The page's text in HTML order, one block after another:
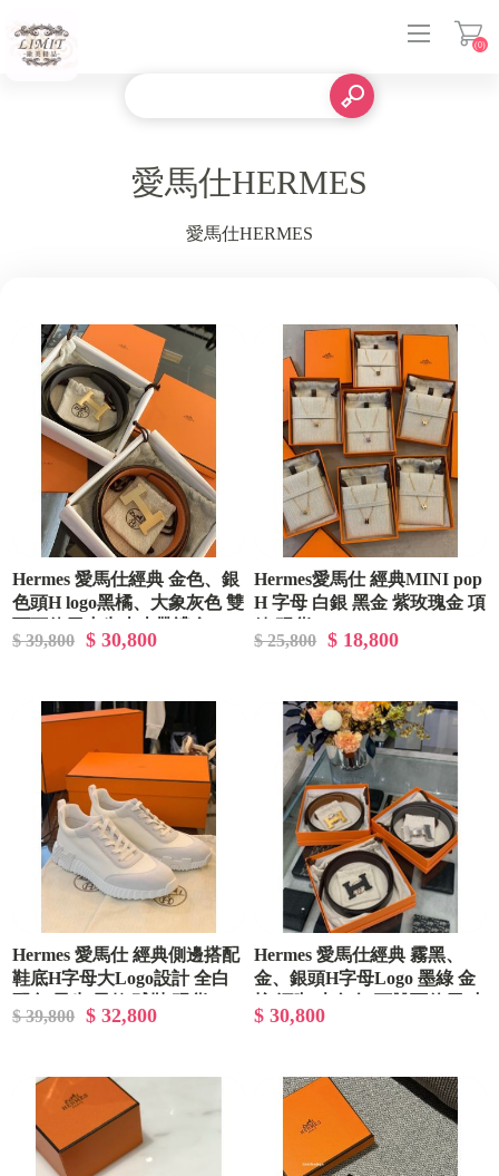
(0)
愛馬仕HERMES
愛馬仕HERMES
Hermes 愛馬仕經典 金色、銀
色頭H logo黑橘、大象灰色 雙
$ 39,800 $ 30,800
Hermes愛馬仕 經典MINI pop
H 字母 白銀 黑金 紫玫瑰金 項
$ 25,800 $ 18,800
Hermes 愛馬仕 經典側邊搭配
鞋底H字母大Logo設計 全白
$ 39,800 $ 32,800
Hermes 愛馬仕經典 霧黑、
金、銀頭H字母Logo 墨綠 金
牛皮皮帶 禮盒
$ 30,800